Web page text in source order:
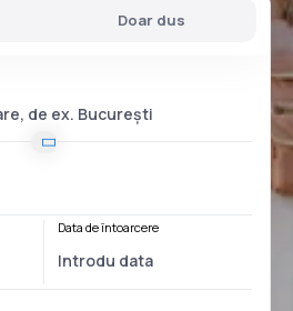
Doar dus
Data de întoarcere